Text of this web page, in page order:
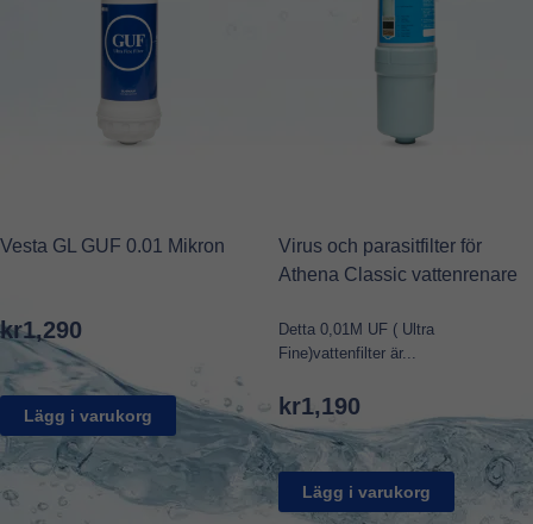
Vesta GL GUF 0.01 Mikron
kr1,290
Lägg i varukorg
Virus och parasitfilter för
Athena Classic vattenrenare
Detta 0,01M UF ( Ultra
Fine)vattenfilter är...
kr1,190
Lägg i varukorg